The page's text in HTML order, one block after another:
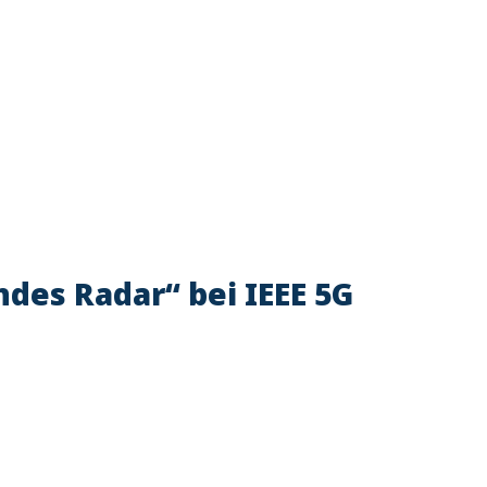
IEEE 5G Konferenz in
Radar“ bei IEEE 5G